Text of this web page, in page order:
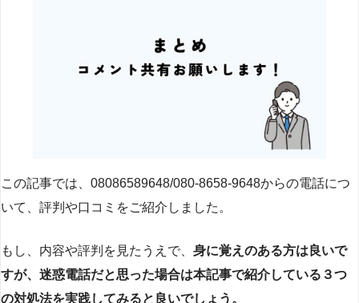
この記事では、08086589648/080-8658-9648からの電話につ
いて、評判や口コミをご紹介しました。
もし、内容や評判を見たうえで、 身に覚えのある方は良いで
すが、迷惑電話だと思った場合は本記事で紹介している３つ
の対処法を実践してみると良いでしょう。